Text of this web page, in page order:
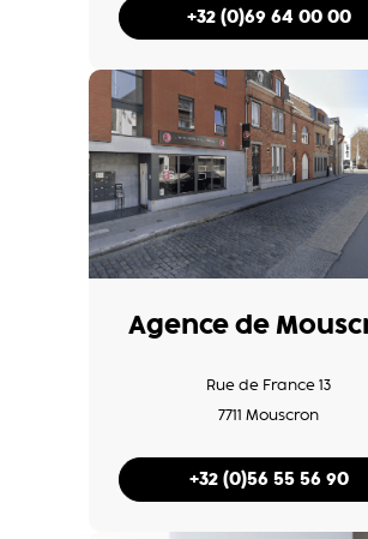
+32 (0)69 64 00 00
Agence de
Rue de France 13
7711 Mouscron
+32 (0)56 55 56 90